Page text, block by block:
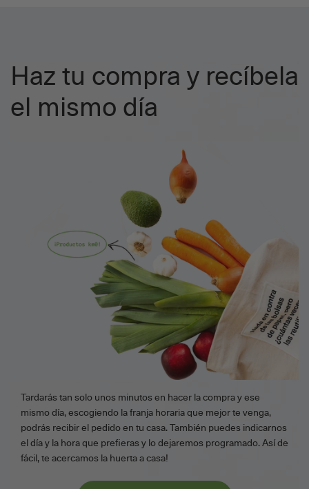
Haz tu compra y recíbela
el mismo día
Tardarás tan solo unos minutos en hacer la compra y ese
mismo día, escogiendo la franja horaria que mejor te venga,
podrás recibir el pedido en tu casa. También puedes indicarnos
el día y la hora que prefieras y lo dejaremos programado. Así de
fácil, te acercamos la huerta a casa!